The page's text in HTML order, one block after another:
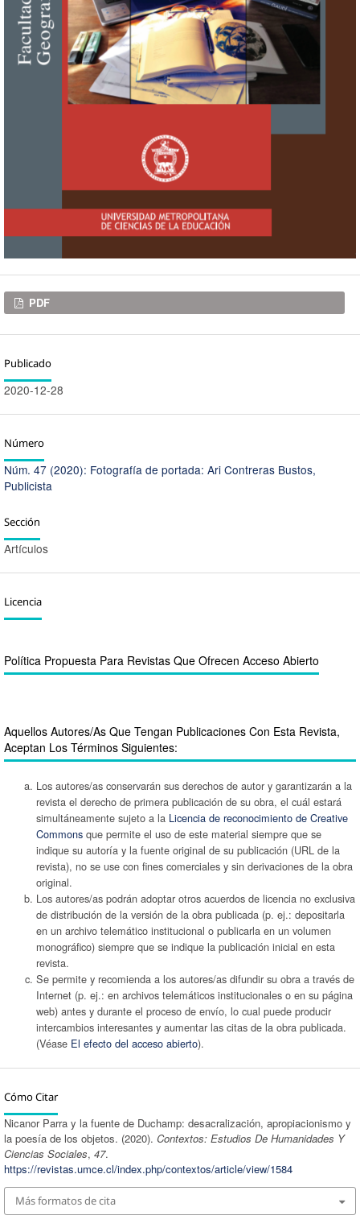
Descargas
PDF
Publicado
2020-12-28
Número
Núm. 47 (2020): Fotografía de portada: Ari Contreras Bustos,
Publicista
Sección
Artículos
Licencia
Política Propuesta Para Revistas Que Ofrecen Acceso Abierto
Aquellos Autores/as Que Tengan Publicaciones Con Esta Revista,
Aceptan Los Términos Siguientes:
Los autores/as conservarán sus derechos de autor y garantizarán a la
revista el derecho de primera publicación de su obra, el cuál estará
simultáneamente sujeto a la Licencia de reconocimiento de Creative
Commonsque permite el uso de este material siempre que se
indique su autoría y la fuente original de su publicación (URL de la
revista), no se use con fines comerciales y sin derivaciones de la obra
original.
Los autores/as podrán adoptar otros acuerdos de licencia no exclusiva
de distribución de la versión de la obra publicada (p. ej.: depositarla
en un archivo telemático institucional o publicarla en un volumen
monográfico) siempre que se indique la publicación inicial en esta
revista.
Se permite y recomienda a los autores/as difundir su obra a través de
Internet (p. ej.: en archivos telemáticos institucionales o en su página
web) antes y durante el proceso de envío, lo cual puede producir
intercambios interesantes y aumentar las citas de la obra publicada.
(Véase El efecto del acceso abierto).
Cómo Citar
Nicanor Parra y la fuente de Duchamp: desacralización, apropiacionismo y
la poesía de los objetos. (2020). Contextos: Estudios De Humanidades Y
Ciencias Sociales, 47.
https://revistas.umce.cl/index.php/contextos/article/view/1584
Más formatos de cita